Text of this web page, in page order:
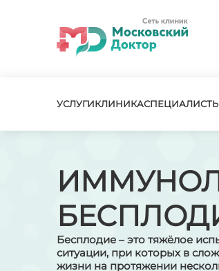
УСЛУГИКЛИНИКА
Бесплодие – это тяжёлое
ситуации, при которых в
жизни на протяжении